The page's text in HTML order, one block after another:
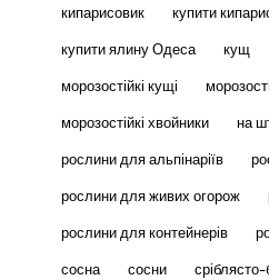
кипарисовик
купити
купити ялину Одеса
кущ
морозостійкі кущі
морозостійкі хвойники
на
рослини для альпінаріїв
рослини для живих огорож
рослини для контейнерів
сосна
сосни